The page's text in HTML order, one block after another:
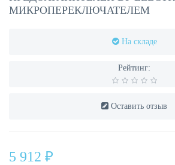
МИКРОПЕРЕКЛЮЧАТЕЛЕМ
На складе
Рейтинг:
Оставить отзыв
5 912 ₽